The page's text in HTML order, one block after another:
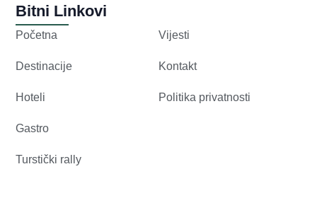
Bitni Linkovi
Početna
Destinacije
Hoteli
Gastro
Turstički rally
Vijesti
Kontakt
Politika privatnosti